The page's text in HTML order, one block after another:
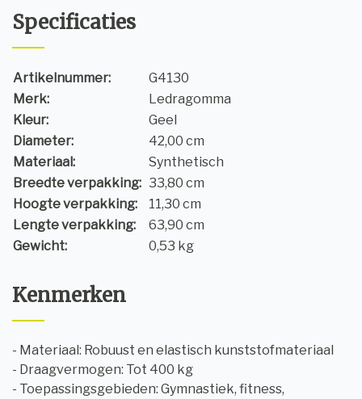
Specificaties
Artikelnummer:
G4130
Merk:
Ledragomma
Kleur:
Geel
Diameter:
42,00 cm
Materiaal:
Synthetisch
Breedte verpakking: 33,80 cm
Hoogte verpakking:
11,30 cm
Lengte verpakking:
63,90 cm
Gewicht:
0,53 kg
Kenmerken
- Materiaal: Robuust en elastisch kunststofmateriaal
- Draagvermogen: Tot 400 kg
- Toepassingsgebieden: Gymnastiek, fitness,